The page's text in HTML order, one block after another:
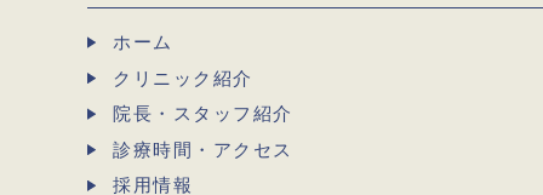
ホーム
クリニック紹介
院長・スタッフ紹介
診療時間・アクセス
採用情報